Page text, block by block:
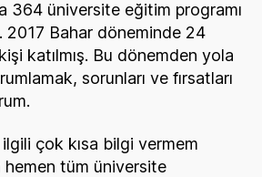
364 üniversite eğitim programı
2017 Bahar döneminde 24
katılmış. Bu dönemden yola
sorunları ve fırsatları
ilgili çok kısa bilgi vermem
hemen tüm üniversite